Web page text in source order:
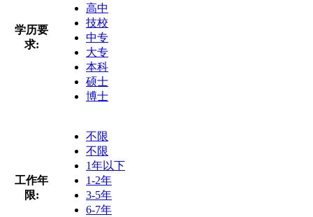
学历要
求:
高中
技校
中专
大专
本科
硕士
博士
工作年
限:
不限
不限
1年以下
1-2年
3-5年
6-7年